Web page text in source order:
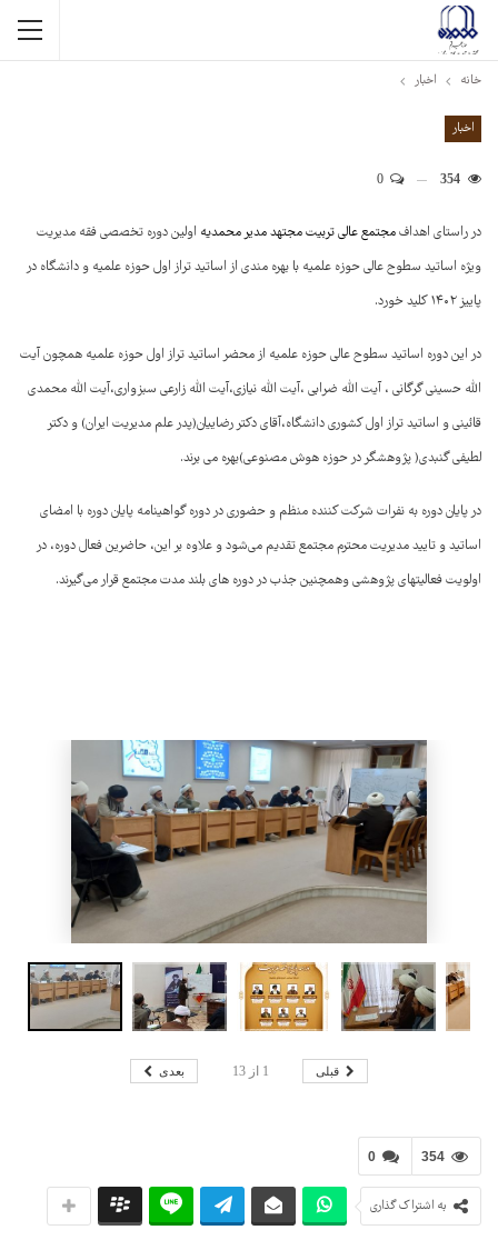
خانه اخبار
اخبار
354
در راستای اهدافمجتمع عالی تربیت مجتهد مدیر محمدیه اولین دوره تخصصی فقه مدیریت
ویژه اساتید سطوح عالی حوزه علمیه با بهره مندی از اساتید تراز اول حوزه علمیه و دانشگاه در
پاییز ۱۴۰۲ کلید خورد.
در این دوره اساتید سطوح عالی حوزه علمیه از محضر اساتید تراز اول حوزه علمیه همچون آیت
الله حسینی گرگانی ، آیت الله ضرابی ،آیت الله نیازی،آیت الله زارعی سبزواری،آیت الله محمدی
قائینی و اساتید تراز اول کشوری دانشگاه،آقای دکتر رضاییان(پدر علم مدیریت ایران) و دکتر
لطیفی گنبدی( پژوهشگر در حوزه هوش مصنوعی)بهره می برند.
در پایان دوره به نفرات شرکت کننده منظم و حضوری در دوره گواهینامه پایان دوره با امضای
اساتید و تایید مدیریت محترم مجتمع تقدیم می‌شود و علاوه بر این، حاضرین فعال دوره، در
اولویت فعالیتهای پژوهشی وهمچنین جذب در دوره های بلند مدت مجتمع قرار می‌گیرند.
قبلی 1 از13 بعدی
0 354
به اشتراک گذاری